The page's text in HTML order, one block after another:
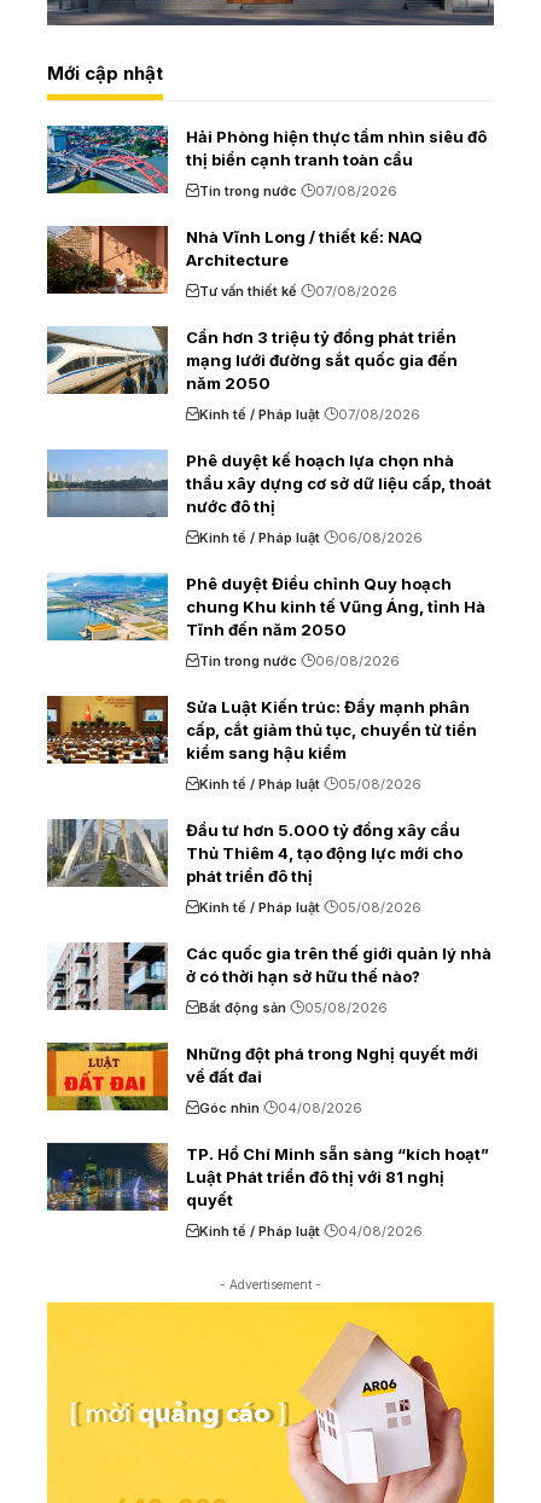
Mới cập nhật
Hải Phòng hiện thực tầm nhìn siêu đô
thị biển cạnh tranh toàn cầu
Tin trong nước 07/08/2026
Nhà Vĩnh Long / thiết kế: NAQ
Architecture
Tư vấn thiết kế 07/08/2026
Cần hơn 3 triệu tỷ đồng phát triển
mạng lưới đường sắt quốc gia đến
năm 2050
Kinh tế / Pháp luật 07/08/2026
Phê duyệt kế hoạch lựa chọn nhà
thầu xây dựng cơ sở dữ liệu cấp, thoát
nước đô thị
Kinh tế / Pháp luật 06/08/2026
Phê duyệt Điều chỉnh Quy hoạch
chung Khu kinh tế Vũng Áng, tỉnh Hà
Tĩnh đến năm 2050
Tin trong nước 06/08/2026
Sửa Luật Kiến trúc: Đẩy mạnh phân
cấp, cắt giảm thủ tục, chuyển từ tiền
kiểm sang hậu kiểm
Kinh tế / Pháp luật 05/08/2026
Đầu tư hơn 5.000 tỷ đồng xây cầu
Thủ Thiêm 4, tạo động lực mới cho
phát triển đô thị
Kinh tế / Pháp luật 05/08/2026
Các quốc gia trên thế giới quản lý nhà
ở có thời hạn sở hữu thế nào?
Bất động sản 05/08/2026
Những đột phá trong Nghị quyết mới
về đất đai
Góc nhìn 04/08/2026
TP. Hồ Chí Minh sẵn sàng “kích hoạt”
Luật Phát triển đô thị với 81 nghị
quyết
Kinh tế / Pháp luật 04/08/2026
- Advertisement -